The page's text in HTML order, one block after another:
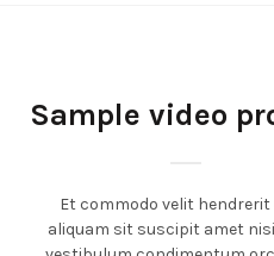
Sample video
Et commodo velit hendrerit
aliquam sit suscipit amet